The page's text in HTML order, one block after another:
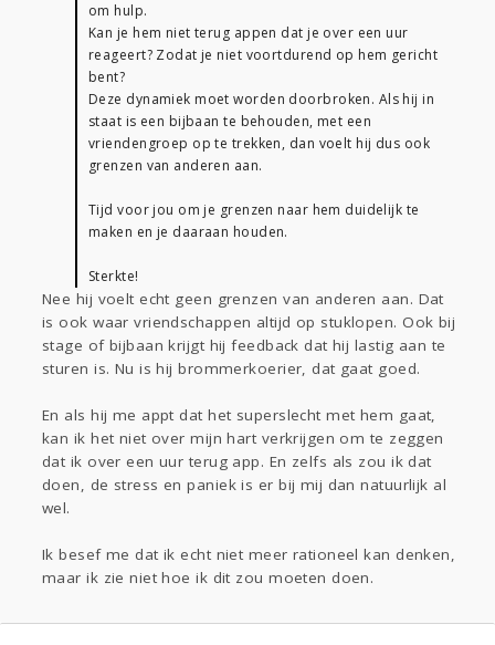
om hulp.
Kan je hem niet terug appen dat je over een uur
reageert? Zodat je niet voortdurend op hem gericht
bent?
Deze dynamiek moet worden doorbroken. Als hij in
staat is een bijbaan te behouden, met een
vriendengroep op te trekken, dan voelt hij dus ook
grenzen van anderen aan.
Tijd voor jou om je grenzen naar hem duidelijk te
maken en je daaraan houden.
Sterkte!
Nee hij voelt echt geen grenzen van anderen aan. Dat
is ook waar vriendschappen altijd op stuklopen. Ook bij
stage of bijbaan krijgt hij feedback dat hij lastig aan te
sturen is. Nu is hij brommerkoerier, dat gaat goed.
En als hij me appt dat het superslecht met hem gaat,
kan ik het niet over mijn hart verkrijgen om te zeggen
dat ik over een uur terug app. En zelfs als zou ik dat
doen, de stress en paniek is er bij mij dan natuurlijk al
wel.
Ik besef me dat ik echt niet meer rationeel kan denken,
maar ik zie niet hoe ik dit zou moeten doen.